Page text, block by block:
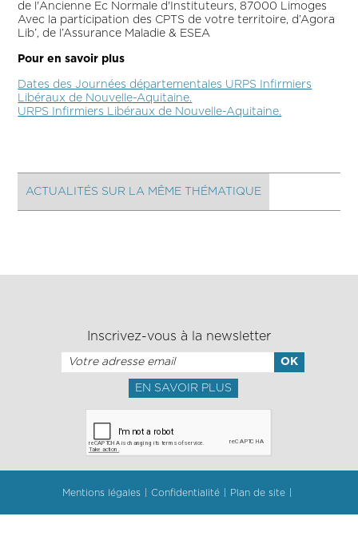
de l'Ancienne Ec Normale d'Instituteurs, 87000 Limoges
Avec la participation des CPTS de votre territoire, d’Agora
Lib’, de l’Assurance Maladie & ESEA
Pour en savoir plus
Dates des Journées départementales URPS Infirmiers
Libéraux de Nouvelle-Aquitaine.
URPS Infirmiers Libéraux de Nouvelle-Aquitaine.
ACTUALITÉS SUR LA MÊME THÉMATIQUE
Inscrivez-vous à la newsletter
EN SAVOIR PLUS
Mentions légales Confidentialité Plan de site